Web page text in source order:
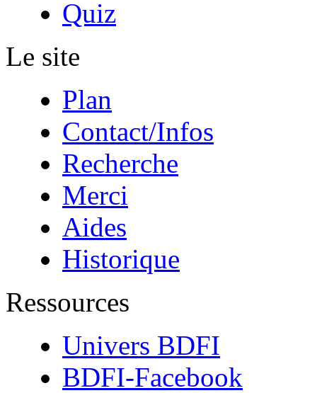
Quiz
Le site
Plan
Contact/Infos
Recherche
Merci
Aides
Historique
Ressources
Univers BDFI
BDFI-Facebook